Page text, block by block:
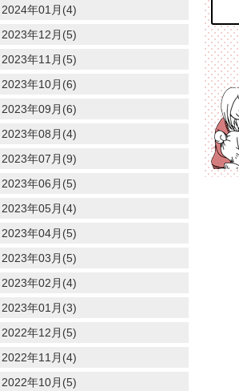
2024年01月(4)
2023年12月(5)
2023年11月(5)
2023年10月(6)
2023年09月(6)
2023年08月(4)
2023年07月(9)
2023年06月(5)
2023年05月(4)
2023年04月(5)
2023年03月(5)
2023年02月(4)
2023年01月(3)
2022年12月(5)
2022年11月(4)
2022年10月(5)